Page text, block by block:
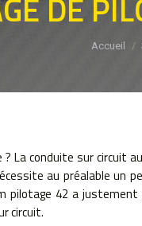
DE
Vous
Accueil
La conduite sur
au préalable un
pilotage 42 a
circuit.